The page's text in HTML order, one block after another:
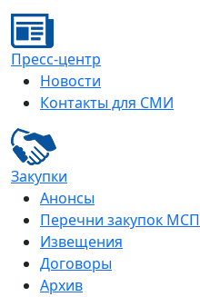
Пресс-центр
Новости
Контакты для СМИ
Закупки
Анонсы
Перечни закупок МСП
Извещения
Договоры
Архив